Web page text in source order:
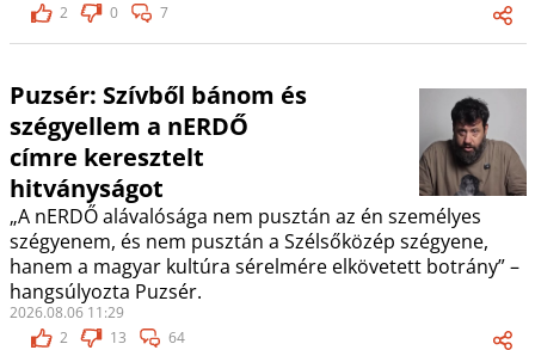
2
0 7
Puzsér: Szívből bánom és
szégyellem a nERDŐ
címre keresztelt
hitványságot
„A nERDŐ alávalósága nem pusztán az én személyes
szégyenem, és nem pusztán a Szélsőközép szégyene,
hanem a magyar kultúra sérelmére elkövetett botrány” –
hangsúlyozta Puzsér.
2026.08.06 11:29
2
13 64